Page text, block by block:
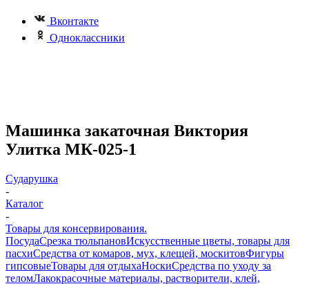
Вконтакте
Одноклассники
Машинка закаточная Виктория
Улитка МК-025-1
Сударушка
-
Каталог
-
Товары для консервирования.
ПосудаСрезка тюльпановИскусственные цветы, товары для
пасхиСредства от комаров, мух, клещей, москитовФигуры
гипсовыеТовары для отдыхаНоскиСредства по уходу за
теломЛакокрасочные материалы, растворители, клей,